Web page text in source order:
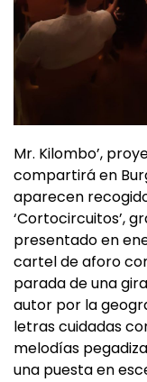
Mr. Kilombo’,
compartirá en
aparecen
‘Cortocircuitos’,
presentado en
cartel de aforo
parada de una
autor por la
letras cuidadas
melodías
una puesta en